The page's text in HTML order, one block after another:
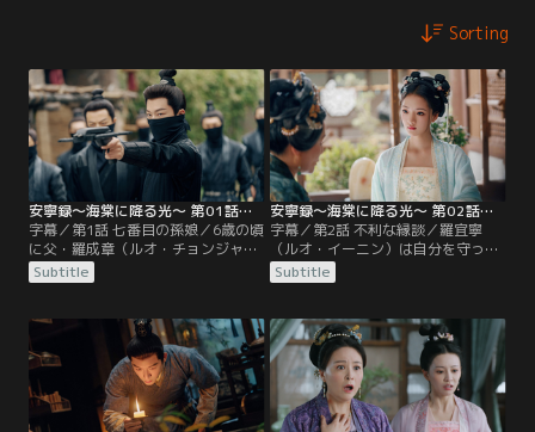
Sorting
安寧録～海棠に降る光～ 第01話／字幕
字幕／第1話 七番目の孫娘／6歳の頃
に父・羅成章（ルオ・チョンジャ
ン）の悪賢い側妻・喬月嬋（チャ
オ・ユエチャン）に流産の責任を被
た羅宜寧（ルオ・イーニン）。彼女
は祖母である大奥様の還暦祝いの
日、本邸のある都を訪れある男を追
いかける覆面の男に遭遇する。その
正体は彼女の異母兄に当たる羅慎遠
（ルオ・シェンユエン）。
Subtitle
安寧録～海棠に降る光～ 第02話／字幕
字幕／第2話 不利な縁談／羅宜寧
（ルオ・イーニン）は自分を守って
くれた羅慎遠（ルオ・シェンユエ
ン）を庇って一緒に静堂で罰を受け
を聞いて父に嫌われる羅慎遠が族譜
にも載せてもらえない存在だと知
り、そんな異母兄に恩返ししようと
考える。また、羅宜寧は体が弱った
祖母のために本邸に留まることを決
めるが…。
Subtitle